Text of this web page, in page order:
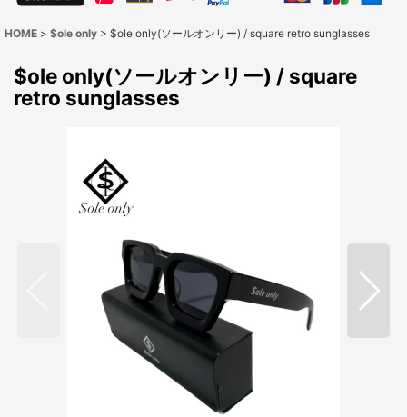
HOME > $ole only > $ole only(ソールオンリー) / square retro sunglasses
$ole only(ソールオンリー) / square
retro sunglasses